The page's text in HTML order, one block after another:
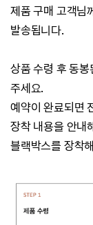
제품 구매 고객님
발송됩니다.
상품 수령 후 동
주세요.
예약이 완료되면
장착 내용을 안내
블랙박스를 장착